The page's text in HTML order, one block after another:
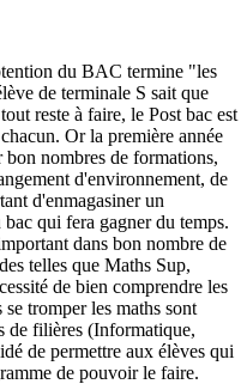
du BAC termine "les
de terminale S sait que
reste à faire, le Post bac est
Or la première année
bon nombres de formations,
d'environnement, de
d'enmagasiner un
qui fera gagner du temps.
dans bon nombre de
telles que Maths Sup,
de bien comprendre les
tromper les maths sont
de filières (Informatique,
de permettre aux élèves qui
de pouvoir le faire.